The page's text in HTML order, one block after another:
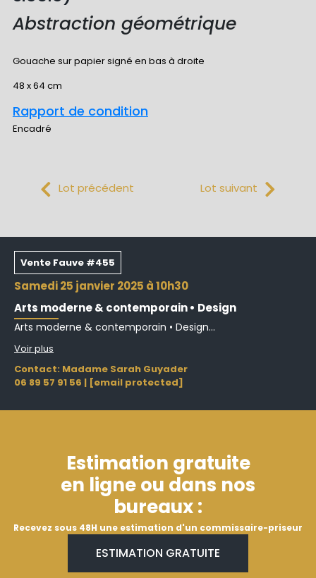
Abstraction géométrique
Gouache sur papier signé en bas à droite
48 x 64 cm
Rapport de condition
Encadré
Lot précédent Lot suivant
Vente Fauve #455
samedi 25 janvier 2025 à 10h30
Arts moderne & contemporain • Design
Arts moderne & contemporain • Design...
Voir plus
Contact: Madame Sarah Guyader
06 89 57 91 56 | [email protected]
Estimation gratuite
en ligne ou dans nos
bureaux :
Recevez sous 48H une estimation d'un commissaire-priseur
ESTIMATION GRATUITE